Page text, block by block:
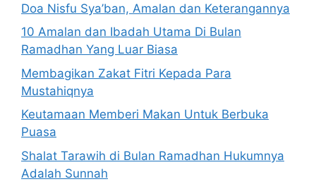
Doa Nisfu Sya’ban, Amalan dan Keterangannya
10 Amalan dan Ibadah Utama Di Bulan
Ramadhan Yang Luar Biasa
Membagikan Zakat Fitri Kepada Para
Mustahiqnya
Keutamaan Memberi Makan Untuk Berbuka
Puasa
Shalat Tarawih di Bulan Ramadhan Hukumnya
Adalah Sunnah